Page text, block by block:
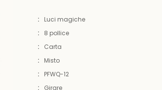
:
Luci magiche
:
8 pollice
:
Carta
:
Misto
:
PFWQ-12
:
Girare